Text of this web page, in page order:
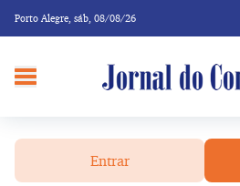
Porto Alegre, sáb, 08/08/26
Entrar